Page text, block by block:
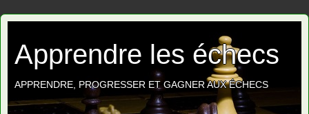
Apprendre les échecs
APPRENDRE, PROGRESSER ET GAGNER AUX ÉCHECS